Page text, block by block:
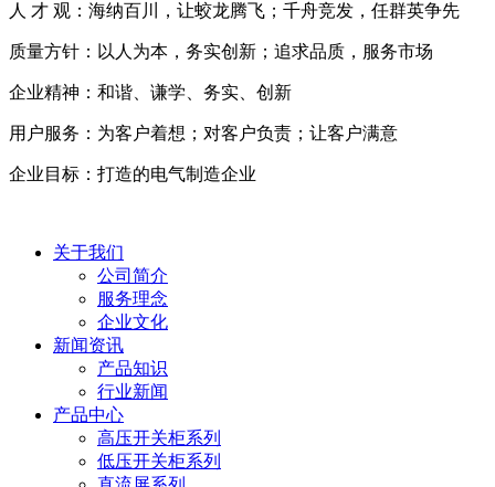
人 才 观：海纳百川，让蛟龙腾飞；千舟竞发，任群英争先
质量方针：以人为本，务实创新；追求品质，服务市场
企业精神：和谐、谦学、务实、创新
用户服务：为客户着想；对客户负责；让客户满意
企业目标：打造的电气制造企业
关于我们
公司简介
服务理念
企业文化
新闻资讯
产品知识
行业新闻
产品中心
高压开关柜系列
低压开关柜系列